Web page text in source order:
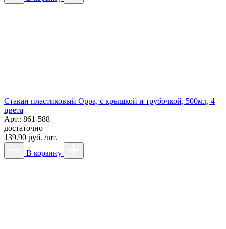
Стакан пластиковый Орра, с крышкой и трубочкой, 500мл, 4
цвета
Арт.: 861-588
достаточно
139.90 руб. /шт.
В корзину